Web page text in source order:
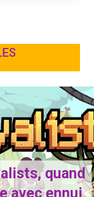
quand
avec ennui